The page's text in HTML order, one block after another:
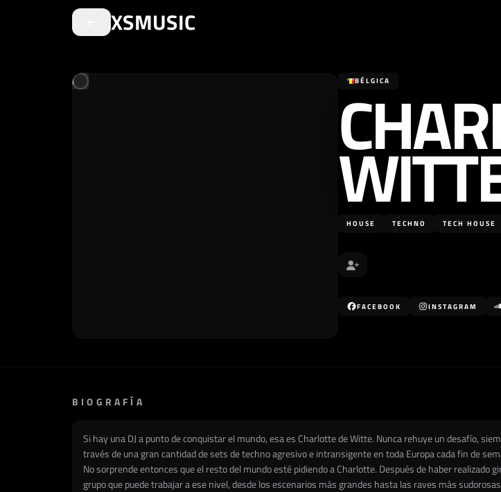
XSMUSIC
BÉLGICA
HOUSE TECHNO TECH HOUSE
FACEBOOK INSTAGRAM
BIOGRAFÍA
Si hay una DJ a punto de conquistar el mundo, esa es Charlotte de Witte. Nunca rehuye un desafío,
través de una gran cantidad de sets de techno agresivo e intransigente en toda Europa cada fin de
No sorprende entonces que el resto del mundo esté pidiendo a Charlotte. Después de haber realizado
grupo que puede trabajar a ese nivel, desde los escenarios más grandes hasta las raves más